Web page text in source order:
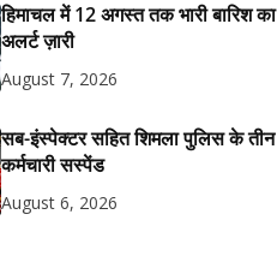
हिमाचल में 12 अगस्त तक भारी बारिश का
अलर्ट ज़ारी
August 7, 2026
सब-इंस्पेक्टर सहित शिमला पुलिस के तीन
कर्मचारी सस्पेंड
August 6, 2026